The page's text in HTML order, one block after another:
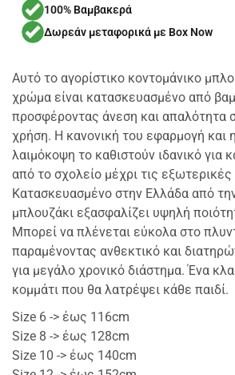
100% Βαμβακερά
Δωρεάν μεταφορικά με Box Now
Αυτό το αγορίστικο κοντομάνικο
χρώμα είναι κατασκευασμένο από
προσφέροντας άνεση και απαλότητα
χρήση. Η κανονική του εφαρμογή και
λαιμόκοψη το καθιστούν ιδανικό για
από το σχολείο μέχρι τις
Κατασκευασμένο στην Ελλάδα από
μπλουζάκι εξασφαλίζει υψηλή
Μπορεί να πλένεται εύκολα στο
παραμένοντας ανθεκτικό και
για μεγάλο χρονικό διάστημα. Ένα
κομμάτι που θα λατρέψει κάθε παιδί.
Size 6 -> έως 116cm
Size 8 -> έως 128cm
Size 10 -> έως 140cm